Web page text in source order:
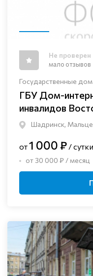
Государственные
ГБУ Дом-
инвалидов
Шадринск,
Не проверен
мало отзывов
от1 000 ₽ / сутки
от 30 000 ₽ / месяц